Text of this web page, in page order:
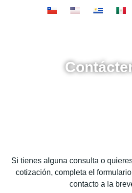
Si tienes alguna consulta o
cotización, completa el
contacto a la